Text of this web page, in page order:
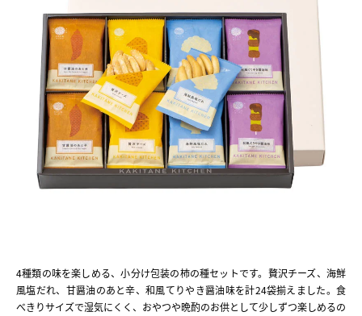
4種類の味を楽しめる、小分け包装の柿の種セットです。贅沢チーズ、海鮮
風塩だれ、甘醤油のあと辛、和風てりやき醤油味を計24袋揃えました。食
べきりサイズで湿気にくく、おやつや晩酌のお供として少しずつ楽しめるの